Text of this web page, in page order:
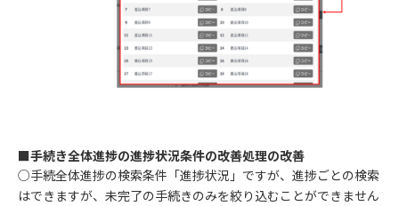
■手続き全体進捗の進捗状況条件の改善処理の改善
○手続全体進捗の検索条件「進捗状況」ですが、進捗ごとの検索
はできますが、未完了の手続きのみを絞り込むことができません